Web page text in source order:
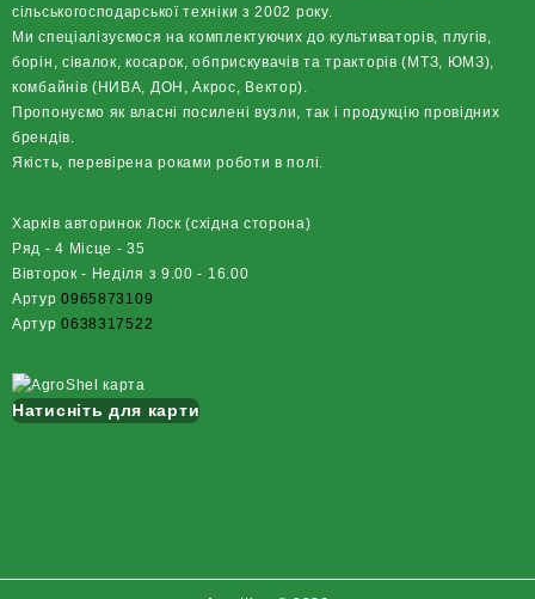
сільськогосподарської техніки з 2002 року.
Ми спеціалізуємося на комплектуючих до культиваторів, плугів,
борін, сівалок, косарок, обприскувачів та тракторів (МТЗ, ЮМЗ),
комбайнів (НИВА, ДОН, Акрос, Вектор).
Пропонуємо як власні посилені вузли, так і продукцію провідних
брендів.
Якість, перевірена роками роботи в полі.
Харків авторинок Лоск (східна сторона)
Ряд - 4 Місце - 35
Вівторок - Неділя з 9.00 - 16.00
Артур0965873109
Артур0638317522
Натисніть для карти